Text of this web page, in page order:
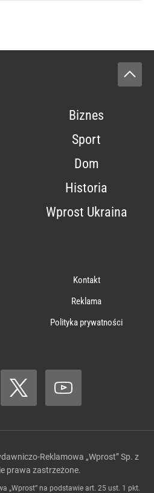
Biznes
Sport
Dom
Historia
Wprost Ukraina
Kontakt
Reklama
Polityka prywatności
Reklamowa „Wprost” Sp. z
prawa zastrzeżone.
„Wprost” na podstawie art. 25 ust. 1 pkt.